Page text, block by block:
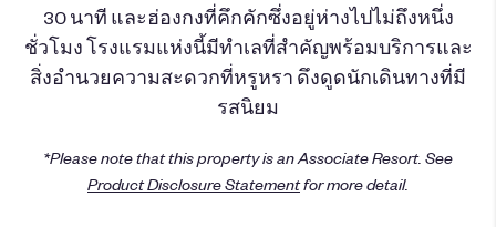
30 นาที และฮ่องกงที่คึกคักซึ่งอยู่ห่างไปไม่ถึงหนึ่ง
ชั่วโมง โรงแรมแห่งนี้มีทำเลที่สำคัญพร้อมบริการและ
สิ่งอำนวยความสะดวกที่หรูหรา ดึงดูดนักเดินทางที่มี
รสนิยม
*Please note that this property is an Associate Resort. See
Product Disclosure Statementfor more detail.